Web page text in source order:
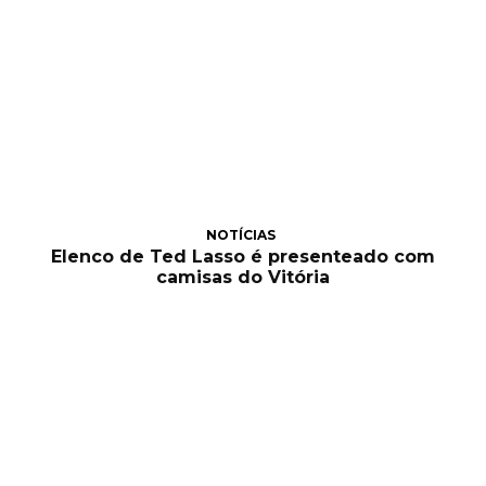
NOTÍCIAS
Elenco de Ted Lasso é presenteado com
camisas do Vitória